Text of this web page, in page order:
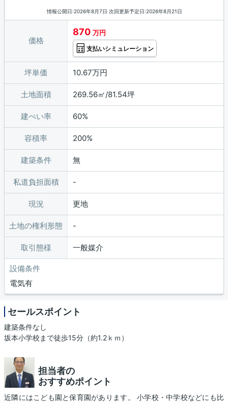
情報公開日:2026年8月7日 次回更新予定日:2026年8月21日
価格
870 万円
支払いシミュレーション
坪単価 10.67万円
土地面積 269.56㎡/81.54坪
建ぺい率 60%
容積率 200%
建築条件 無
私道負担面積
現況 更地
土地の権利形態
取引態様 一般媒介
設備条件
電気有
セールスポイント
建築条件なし
坂本小学校まで徒歩15分（約1.2ｋｍ）
担当者の
おすすめポイント
近隣にはこども園と保育園があります。 小学校・中学校などにも比